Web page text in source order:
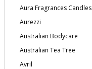
Aura Fragrances Candles
Aurezzi
Australian Bodycare
Australian Tea Tree
Avril